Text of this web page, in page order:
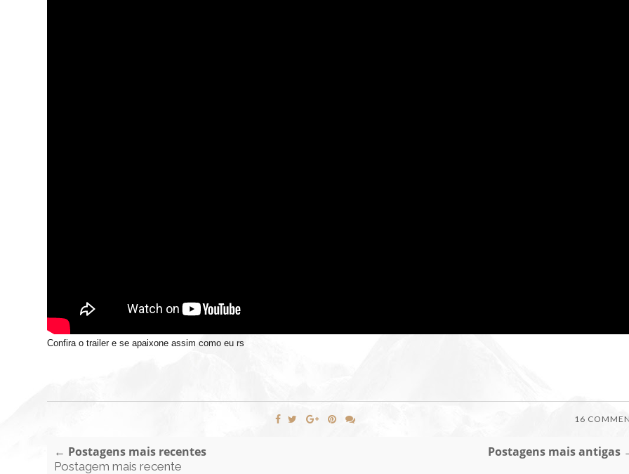
Confira o trailer e se apaixone assim como eu rs
16
← Postagens mais recentes
Postagem mais recente
Postagens mais antigas